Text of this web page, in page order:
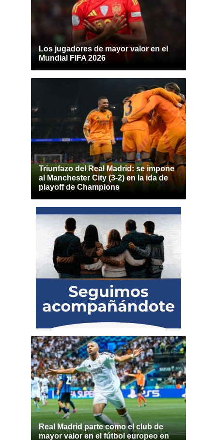
Los jugadores de mayor valor en el
Mundial FIFA 2026
Triunfazo del Real Madrid: se impone
al Manchester City (3-2) en la ida de
playoff de Champions
Real Madrid parte como el club de
mayor valor en el fútbol europeo en